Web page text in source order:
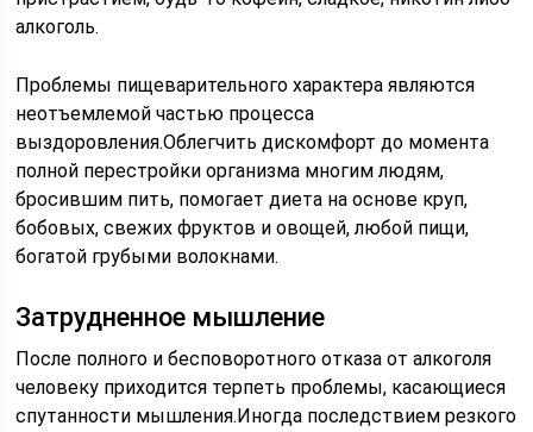
алкоголь.
Проблемы пищеварительного характера являются
неотъемлемой частью процесса
выздоровления.Облегчить дискомфорт до момента
полной перестройки организма многим людям,
бросившим пить, помогает диета на основе круп,
бобовых, свежих фруктов и овощей, любой пищи,
богатой грубыми волокнами.
Затрудненное мышление
После полного и бесповоротного отказа от алкоголя
человеку приходится терпеть проблемы, касающиеся
спутанности мышления.Иногда последствием резкого